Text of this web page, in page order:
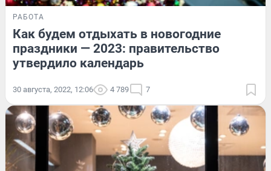
РАБОТА
Как будем отдыхать в новогодние
праздники — 2023: правительство
утвердило календарь
30 августа, 2022, 12:06 4 789 7